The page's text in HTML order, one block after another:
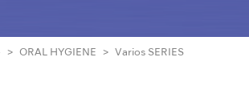
ORAL HYGIENE Varios SERIES